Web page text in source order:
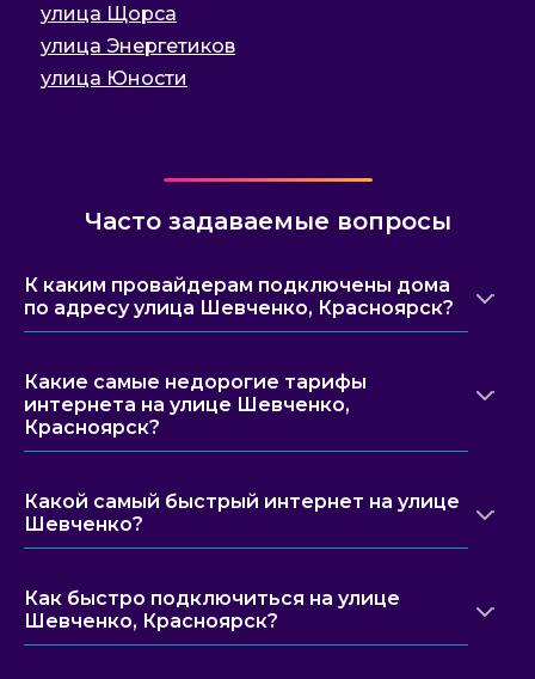
улица Щорса
улица Энергетиков
улица Юности
Часто задаваемые вопросы
К каким провайдерам подключены дома
по адресу улица Шевченко, Красноярск?
Какие самые недорогие тарифы
интернета на улице Шевченко,
Красноярск?
Какой самый быстрый интернет на улице
Шевченко?
Как быстро подключиться на улице
Шевченко, Красноярск?